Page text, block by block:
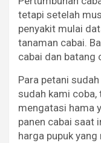
tetapi setelah
penyakit mulai
tanaman cabai.
cabai dan batang
Para petani
sudah kami
mengatasi hama
panen cabai saat
harga pupuk